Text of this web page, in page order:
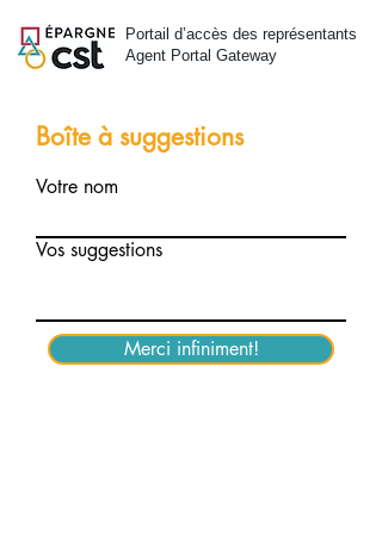
Portail d’accès des représentants
Agent Portal Gateway
Boîte à suggestions
Votre nom
Vos suggestions
Merci infiniment!